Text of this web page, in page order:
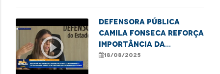
play_circle_outline
Defensora pública
Camila Fonseca reforça
importância da
denúncia contra
18/08/2025